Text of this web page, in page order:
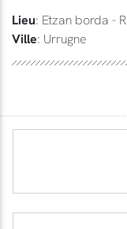
Lieu: Etzan borda -
Ville: Urrugne